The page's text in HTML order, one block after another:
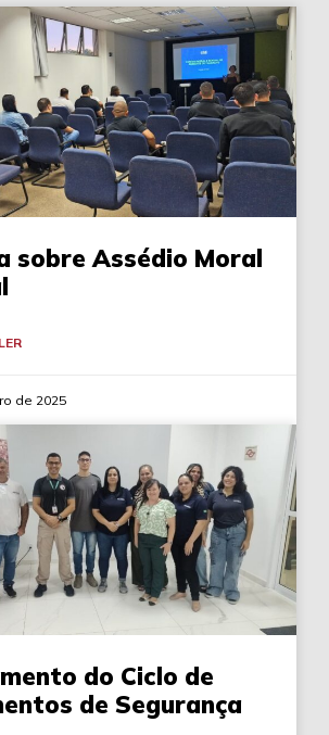
sobre Assédio Moral
de 2025
do Ciclo de
de Segurança